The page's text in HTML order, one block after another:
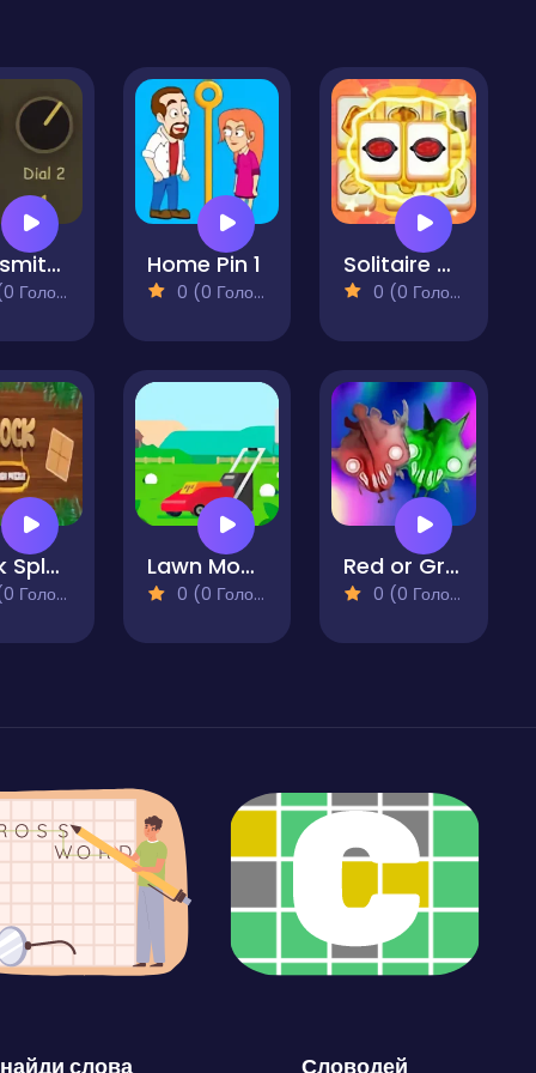
Locksmith's Code Medieval Vault Home Pin 1
0 (0 Голосів)
Solitaire Match Puzzle
0 (0 Голосів)
Block Splash Puzzle Lawn Mower Puzzle
0 (0 Голосів)
Red or Green
0 (0 Голосів)
слова Словодей